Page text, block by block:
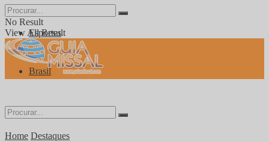
Esportes
Brasil
Mundo
No Result
View All Result
Home Destaques